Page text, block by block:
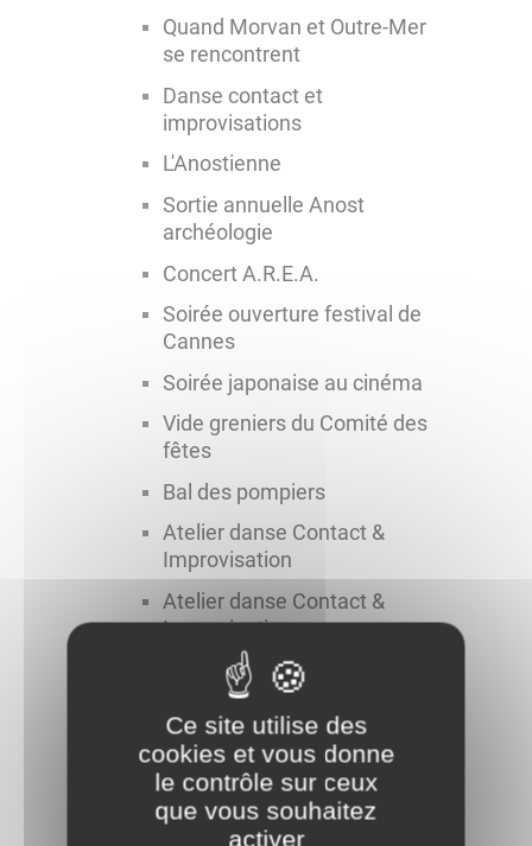
Quand Morvan et Outre-Mer
se rencontrent
Danse contact et
improvisations
L'Anostienne
Sortie annuelle Anost
archéologie
Concert A.R.E.A.
Soirée ouverture festival de
Cannes
Soirée japonaise au cinéma
Vide greniers du Comité des
fêtes
Bal des pompiers
Atelier danse Contact &
Improvisation
Atelier danse Contact &
Improvisation
Passation de commandement
pompiers
Ludobus mai
Ludobus juillet
Balade à 2 voix entre feuillus
Ce site utilise des
cookies et vous donne
le contrôle sur ceux
que vous souhaitez
activer